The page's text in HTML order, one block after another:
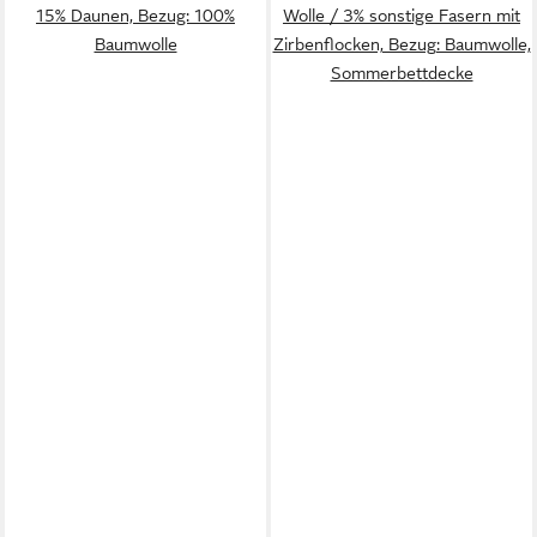
15% Daunen, Bezug: 100%
Baumwolle
Wolle / 3% sonstige Fasern mit
Zirbenflocken, Bezug: Baumwolle,
Sommerbettdecke